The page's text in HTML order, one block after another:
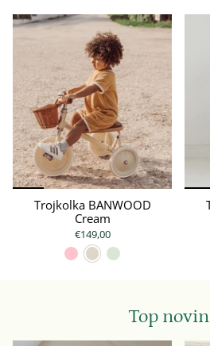
Trojkolka BANWOOD
Cream
€149,00
Top